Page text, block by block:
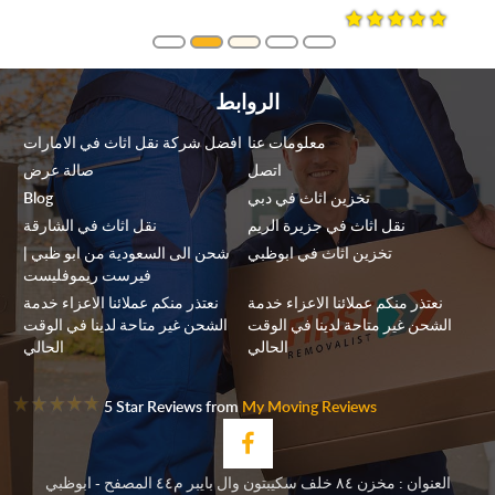
الروابط
افضل شركة نقل اثاث في الامارات معلومات عنا
صالة عرض
اتصل
Blog
تخزين اثاث في دبي
نقل اثاث في الشارقة
نقل اثاث في جزيرة الريم
شحن الى السعودية من ابو ظبي |
فيرست ريموفليست
تخزين اثاث في ابوظبي
نعتذر منكم عملائنا الاعزاء خدمة
الشحن غير متاحة لدينا في الوقت
الحالي
نعتذر منكم عملائنا الاعزاء خدمة
الشحن غير متاحة لدينا في الوقت
الحالي
5 Star Reviews from My Moving Reviews
العنوان : مخزن ٨٤ خلف سكيبتون وال بايبر م٤٤ المصفح - ابوظبي